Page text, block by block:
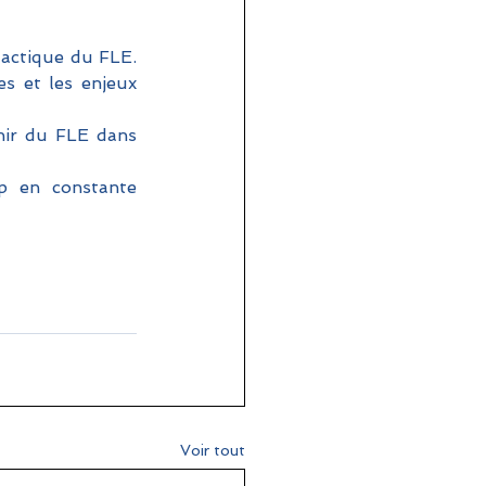
du FLE.
et les enjeux
du FLE dans
en constante
Voir tout